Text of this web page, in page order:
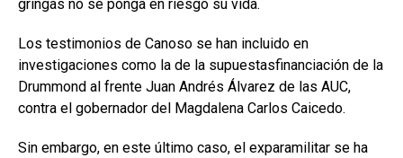
gringas no se ponga en riesgo su vida.
Los testimonios de Canoso se han incluido en
investigaciones como la de la supuestasfinanciación de la
Drummond al frente Juan Andrés Álvarez de las AUC,
contra el gobernador del Magdalena Carlos Caicedo.
Sin embargo, en este último caso, el exparamilitar se ha